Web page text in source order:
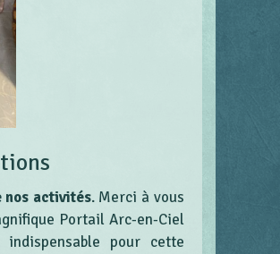
nos activités. Merci à vous
Portail Arc-en-Ciel
pour cette